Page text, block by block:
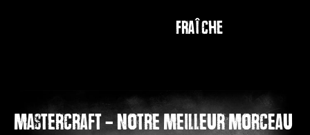
fraîche
MASTERCRAFT - NOTRE MEILLEUR MORCEAU